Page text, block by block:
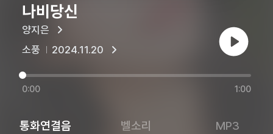
나비당신
양지은
소풍
2024.11.20 재생
0:00 1:00
통화연결음 벨소리 MP3